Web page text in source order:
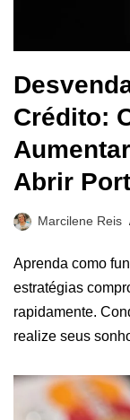
Crédito:
Abrir
Marcilene Reis
Aprenda como
estratégias
rapidamente.
realize seus